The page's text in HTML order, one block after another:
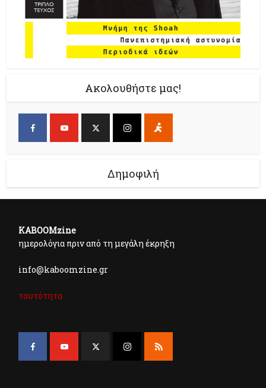
Ακολουθήστε μας!
Δημοφιλή
KABOOMzine
ημερολόγια πριν από τη μεγάλη έκρηξη
info@kaboomzine.gr
ταυτότητα